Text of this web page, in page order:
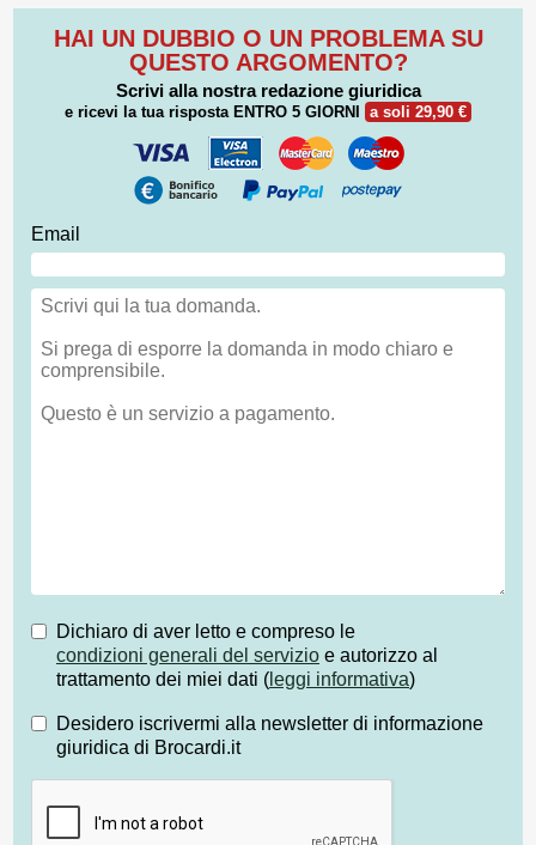
HAI UN DUBBIO O UN PROBLEMA SU
QUESTO ARGOMENTO?
Scrivi alla nostra redazione giuridica
e ricevi la tua risposta ENTRO 5 GIORNI a soli 29,90 €
Email
Dichiaro di aver letto e compreso le
condizioni generali del servizio e autorizzo al
trattamento dei miei dati ( leggi informativa)
Desidero iscrivermi alla newsletter di informazione
giuridica di Brocardi.it